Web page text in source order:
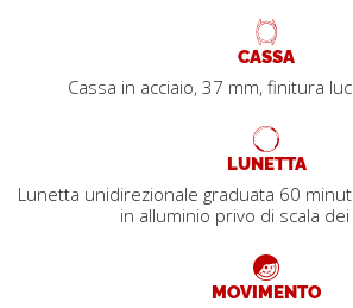
CASSA
Cassa in acciaio, 37 mm, finitura
LUNETTA
Lunetta unidirezionale graduata 60
in alluminio privo di scala dei
MOVIMENTO